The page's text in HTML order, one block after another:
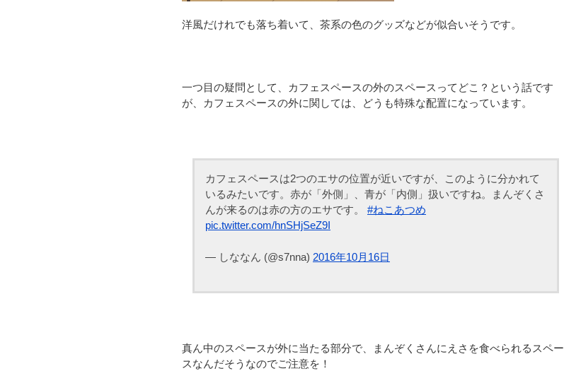
洋風だけれでも落ち着いて、茶系の色のグッズなどが似合いそうです。
一つ目の疑問として、カフェスペースの外のスペースってどこ？という話です
が、カフェスペースの外に関しては、どうも特殊な配置になっています。
カフェスペースは2つのエサの位置が近いですが、このように分かれて
いるみたいです。赤が「外側」、青が「内側」扱いですね。まんぞくさ
んが来るのは赤の方のエサです。 #ねこあつめ
pic.twitter.com/hnSHjSeZ9I
— しななん (@s7nna) 2016年10月16日
真ん中のスペースが外に当たる部分で、まんぞくさんにえさを食べられるスペー
スなんだそうなのでご注意を！